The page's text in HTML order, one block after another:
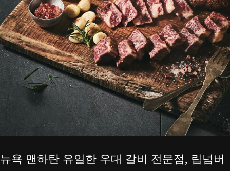
뉴욕 맨하탄 유일한 우대 갈비 전문점, 립넘버